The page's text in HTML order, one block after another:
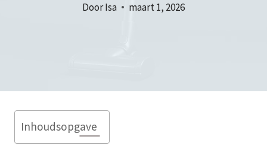
DoorIsa maart 1, 2026
Inhoudsopgave